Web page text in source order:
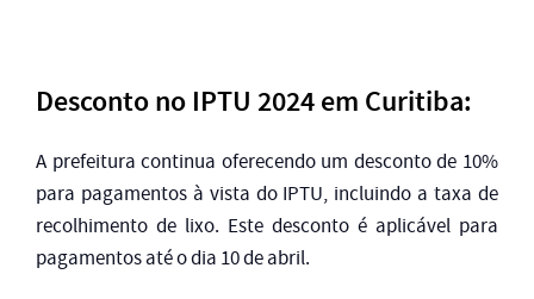
Desconto no IPTU 2024 em Curitiba:
A prefeitura continua oferecendo um desconto de 10%
para pagamentos à vista do IPTU, incluindo a taxa de
recolhimento de lixo. Este desconto é aplicável para
pagamentos até o dia 10 de abril.